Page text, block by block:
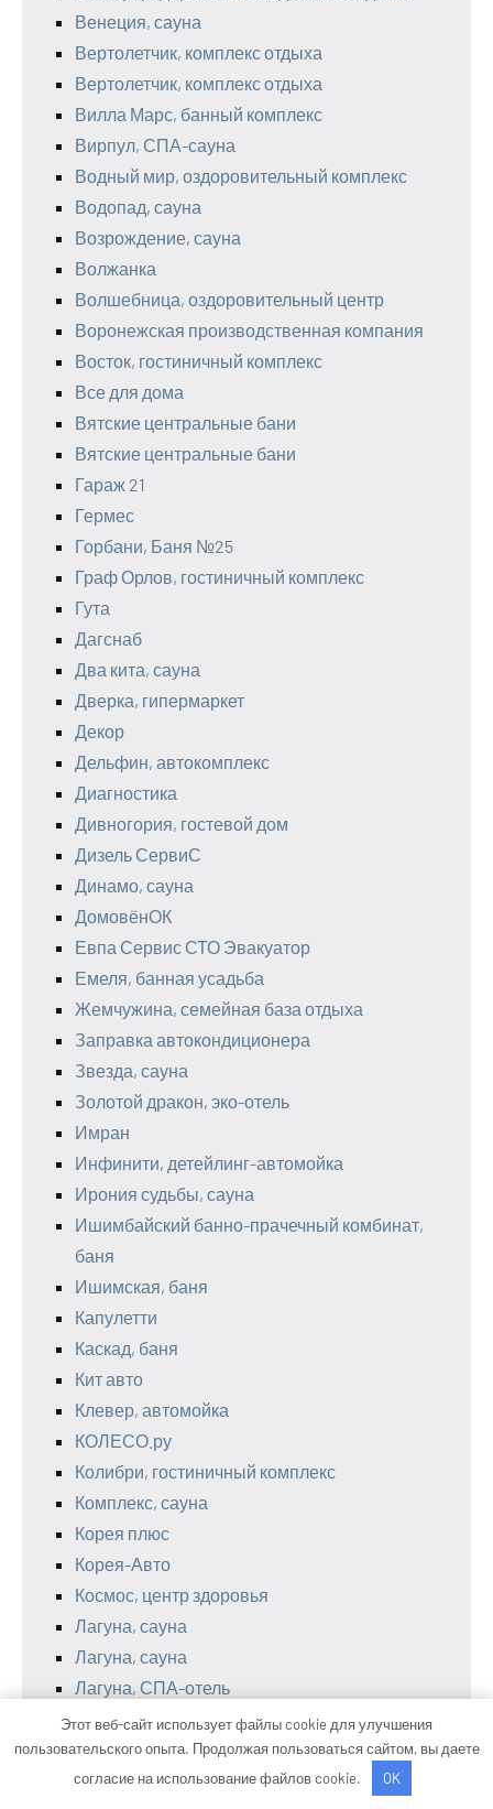
Венеция, сауна
Вертолетчик, комплекс отдыха
Вертолетчик, комплекс отдыха
Вилла Марс, банный комплекс
Вирпул, СПА-сауна
Водный мир, оздоровительный комплекс
Водопад, сауна
Возрождение, сауна
Волжанка
Волшебница, оздоровительный центр
Воронежская производственная компания
Восток, гостиничный комплекс
Все для дома
Вятские центральные бани
Вятские центральные бани
Гараж 21
Гермес
Горбани, Баня №25
Граф Орлов, гостиничный комплекс
Гута
Дагснаб
Два кита, сауна
Дверка, гипермаркет
Декор
Дельфин, автокомплекс
Диагностика
Дивногория, гостевой дом
Дизель СервиС
Динамо, сауна
ДомовёнОК
Евпа Сервис СТО Эвакуатор
Емеля, банная усадьба
Жемчужина, семейная база отдыха
Заправка автокондиционера
Звезда, сауна
Золотой дракон, эко-отель
Имран
Инфинити, детейлинг-автомойка
Ирония судьбы, сауна
Ишимбайский банно-прачечный комбинат,
баня
Ишимская, баня
Капулетти
Каскад, баня
Кит авто
Клевер, автомойка
КОЛЕСО.ру
Колибри, гостиничный комплекс
Комплекс, сауна
Корея плюс
Корея-Авто
Космос, центр здоровья
Лагуна, сауна
Лагуна, сауна
Лагуна, СПА-отель
Латунские бани, подразделение Западные
бани
Латунские бани, подразделение
Этот веб-сайт использует файлы cookie для улучшения
пользовательского опыта. Продолжая пользоваться сайтом, вы даете
согласие на использование файлов cookie.
OK